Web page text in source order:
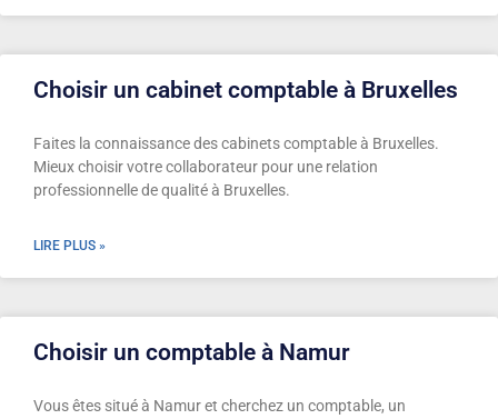
Choisir un cabinet comptable à Bruxelles
Faites la connaissance des cabinets comptable à Bruxelles.
Mieux choisir votre collaborateur pour une relation
professionnelle de qualité à Bruxelles.
LIRE PLUS »
Choisir un comptable à Namur
Vous êtes situé à Namur et cherchez un comptable, un